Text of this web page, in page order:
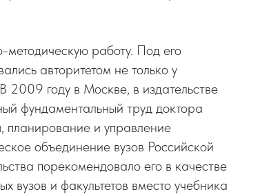
работу. Под его
авторитетом не только у
2009 году в Москве, в издательстве
фундаментальный труд доктора
планирование и управление
объединение вузов Российской
порекомендовало его в качестве
вузов и факультетов вместо учебника